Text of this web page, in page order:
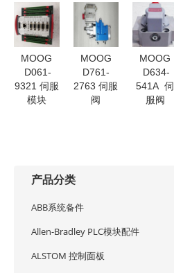
MOOG
D061-
9321 伺服
模块
MOOG
D761-
2763 伺服
阀
MOOG
D634-
541A 伺
服阀
产品分类
ABB系统备件
Allen-Bradley PLC模块配件
ALSTOM 控制面板